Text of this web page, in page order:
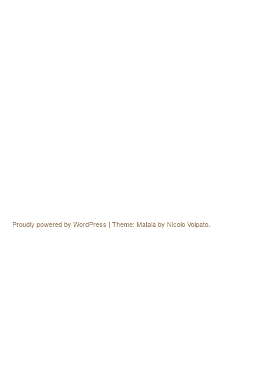
Proudly powered by WordPress | Theme: Matala by Nicolo Volpato.